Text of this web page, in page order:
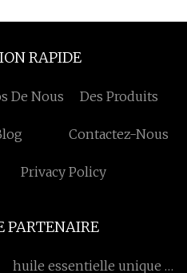
RAPIDE
De Nous Des Produits
Contactez-Nous
Privacy Policy
PARTENAIRE
huile essentielle unique à